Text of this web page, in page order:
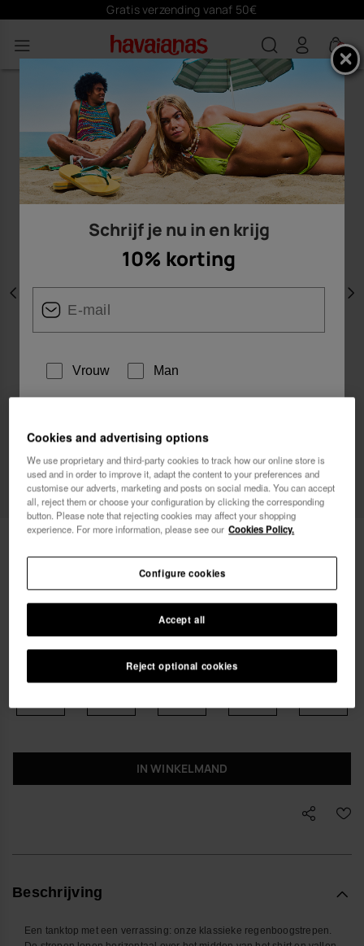
Gratis verzending vanaf 50€
0
Vorige
Havaianas Top Classic
IN WINKELMAND
Beschrijving
Een tanktop met een verrassing: onze klassieke regenboogstrepen.
Schrijf je nu in en krijg
10% korting
Vrouw Man
reclamemededelingen ontvangen. Ik heb het
Privacybeleid gelezen en ga hiermee akkoord.
ik wil 10% korting
Cookies and advertising options
We use proprietary and third-party cookies to track how our online store is
used and in order to improve it, adapt the content to your preferences and
customise our adverts, marketing and posts on social media. You can accept
all, reject them or choose your configuration by clicking the corresponding
button. Please note that rejecting cookies may affect your shopping
experience. For more information, please see our Cookies Policy.
Reject optional cookies
Accept all
Configure cookies